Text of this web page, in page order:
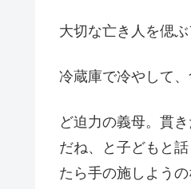
大切な亡き人を偲ぶ
冷蔵庫で冷やして
ど迫力の義母。貫
だね、と子どもと
たら手の施しよう